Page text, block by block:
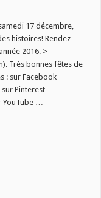
17 décembre,
histoires! Rendez-
2016. >
Très bonnes fêtes de
: sur Facebook
Pinterest
YouTube …